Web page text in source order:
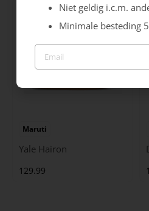
Maruti
Yale Hairon
129.99
Niet geldig i.c.m.
Minimale besteding